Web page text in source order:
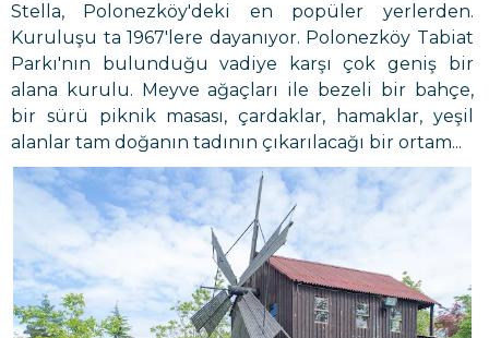
Stella, Polonezköy'deki en popüler yerlerden.
Kuruluşu ta 1967'lere dayanıyor. Polonezköy Tabiat
Parkı'nın bulunduğu vadiye karşı çok geniş bir
alana kurulu. Meyve ağaçları ile bezeli bir bahçe,
bir sürü piknik masası, çardaklar, hamaklar, yeşil
alanlar tam doğanın tadının çıkarılacağı bir ortam...